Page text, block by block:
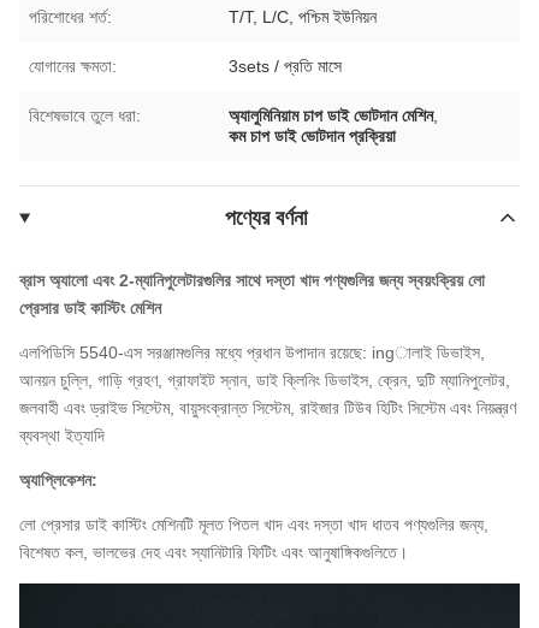
পরিশোধের শর্ত: T/T, L/C, পশ্চিম ইউনিয়ন
যোগানের ক্ষমতা: 3sets / প্রতি মাসে
বিশেষভাবে তুলে ধরা: অ্যালুমিনিয়াম চাপ ডাই ভোটদান মেশিন,
কম চাপ ডাই ভোটদান প্রক্রিয়া
পণ্যের বর্ণনা
ব্রাস অ্যালো এবং 2-ম্যানিপুলেটারগুলির সাথে দস্তা খাদ পণ্যগুলির জন্য স্বয়ংক্রিয় লো
প্রেসার ডাই কাস্টিং মেশিন
এলপিডিসি 5540-এস সরঞ্জামগুলির মধ্যে প্রধান উপাদান রয়েছে: ingালাই ডিভাইস,
আনয়ন চুল্লি, গাড়ি গ্রহণ, গ্রাফাইট স্নান, ডাই ক্লিনিং ডিভাইস, ক্রেন, দুটি ম্যানিপুলেটর,
জলবাহী এবং ড্রাইভ সিস্টেম, বায়ুসংক্রান্ত সিস্টেম, রাইজার টিউব হিটিং সিস্টেম এবং নিয়ন্ত্রণ
ব্যবস্থা ইত্যাদি
অ্যাপ্লিকেশন:
লো প্রেসার ডাই কাস্টিং মেশিনটি মূলত পিতল খাদ এবং দস্তা খাদ ধাতব পণ্যগুলির জন্য,
বিশেষত কল, ভালভের দেহ এবং স্যানিটারি ফিটিং এবং আনুষাঙ্গিকগুলিতে।